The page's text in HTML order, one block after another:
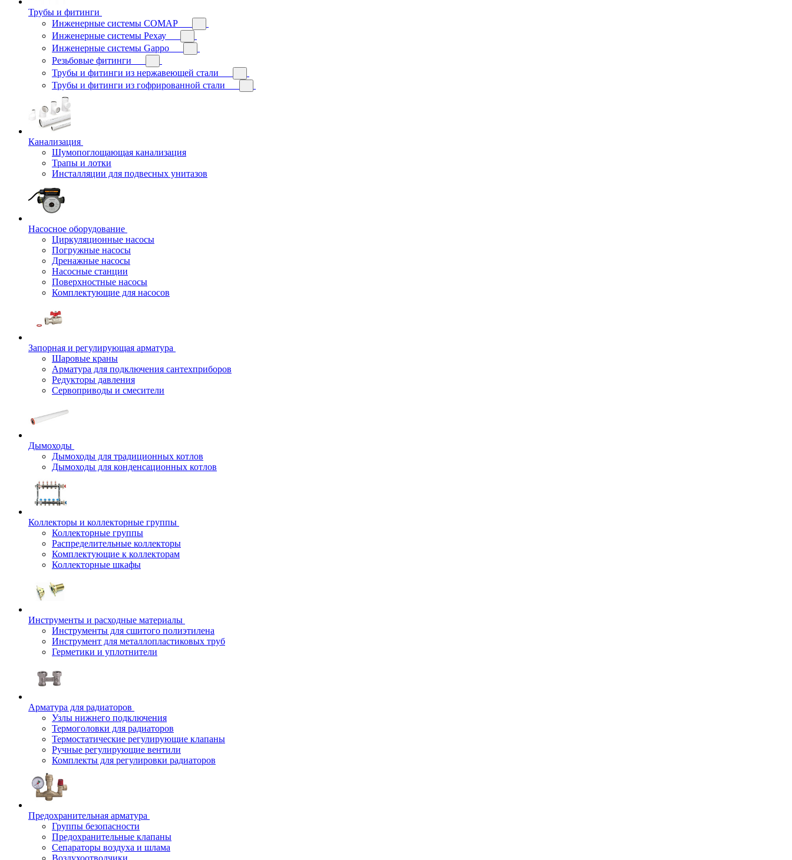
Трубы и фитинги
Инженерные системы COMAP
Инженерные системы Рехау
Инженерные системы Gappo
Резьбовые фитинги
Трубы и фитинги из нержавеющей стали
Трубы и фитинги из гофрированной стали
Канализация
Шумопоглощающая канализация
Трапы и лотки
Инсталляции для подвесных унитазов
Насосное оборудование
Циркуляционные насосы
Погружные насосы
Дренажные насосы
Насосные станции
Поверхностные насосы
Комплектующие для насосов
Запорная и регулирующая арматура
Шаровые краны
Арматура для подключения сантехприборов
Редукторы давления
Сервоприводы и смесители
Дымоходы
Дымоходы для традиционных котлов
Дымоходы для конденсационных котлов
Коллекторы и коллекторные группы
Коллекторные группы
Распределительные коллекторы
Комплектующие к коллекторам
Коллекторные шкафы
Инструменты и расходные материалы
Инструменты для сшитого полиэтилена
Инструмент для металлопластиковых труб
Герметики и уплотнители
Арматура для радиаторов
Узлы нижнего подключения
Термоголовки для радиаторов
Термостатические регулирующие клапаны
Ручные регулирующие вентили
Комплекты для регулировки радиаторов
Предохранительная арматура
Группы безопасности
Предохранительные клапаны
Сепараторы воздуха и шлама
Воздухоотводчики